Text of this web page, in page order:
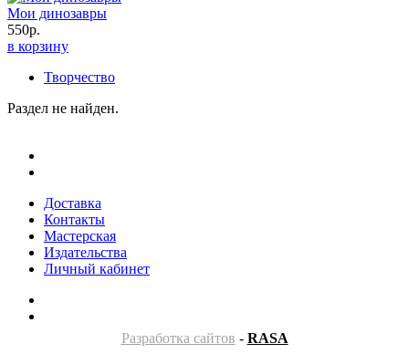
Мои динозавры
550р.
в корзину
Творчество
Раздел не найден.
Доставка
Контакты
Мастерская
Издательства
Личный кабинет
Разработка сайтов - RASA